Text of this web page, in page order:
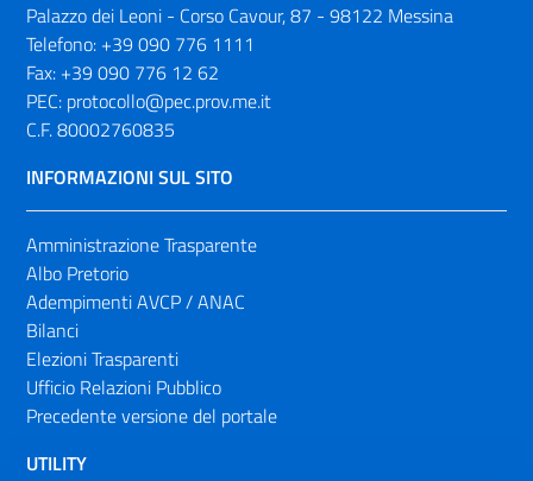
Palazzo dei Leoni - Corso Cavour, 87 - 98122 Messina
Telefono: +39 090 776 1111
Fax: +39 090 776 12 62
PEC: protocollo@pec.prov.me.it
C.F. 80002760835
INFORMAZIONI SUL SITO
Amministrazione Trasparente
Albo Pretorio
Adempimenti AVCP / ANAC
Bilanci
Elezioni Trasparenti
Ufficio Relazioni Pubblico
Precedente versione del portale
UTILITY